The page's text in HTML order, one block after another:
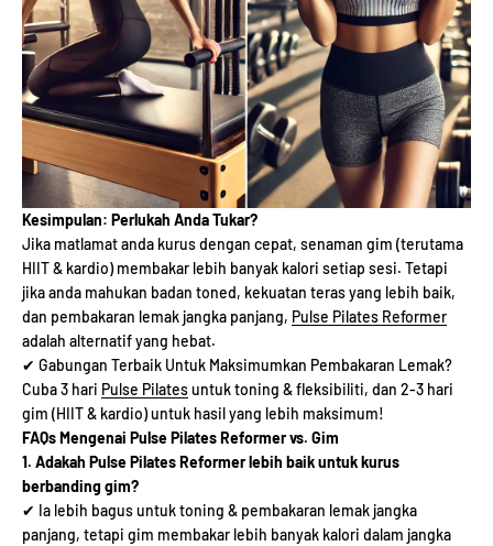
Kesimpulan: Perlukah Anda Tukar?
Jika matlamat anda kurus dengan cepat, senaman gim (terutama
HIIT & kardio) membakar lebih banyak kalori setiap sesi. Tetapi
jika anda mahukan badan toned, kekuatan teras yang lebih baik,
dan pembakaran lemak jangka panjang, Pulse Pilates Reformer
adalah alternatif yang hebat.
✔ Gabungan Terbaik Untuk Maksimumkan Pembakaran Lemak?
Cuba 3 hari Pulse Pilatesuntuk toning & fleksibiliti, dan 2-3 hari
gim (HIIT & kardio) untuk hasil yang lebih maksimum!
FAQs Mengenai Pulse Pilates Reformer vs. Gim
1. Adakah Pulse Pilates Reformer lebih baik untuk kurus
berbanding gim?
✔ Ia lebih bagus untuk toning & pembakaran lemak jangka
panjang, tetapi gim membakar lebih banyak kalori dalam jangka